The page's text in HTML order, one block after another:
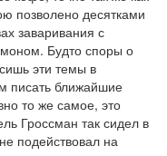
позволено десятками
заваривания с
Будто споры о
эти темы в
писать ближайшие
то же самое, это
Гроссман так сидел в
подействовал на